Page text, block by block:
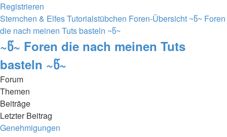
Registrieren
Sternchen & Elfes Tutorialstübchen Foren-Übersicht ~წ~ Foren
die nach meinen Tuts basteln ~წ~
~წ~ Foren die nach meinen Tuts
basteln ~წ~
Forum
Themen
Beiträge
Letzter Beitrag
Genehmigungen